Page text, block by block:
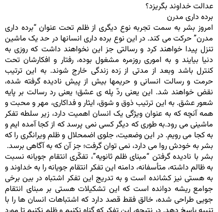
عدالت خداوند بگریزد؟
برده داری مدرن
امروز بشر به سمت تجربه نوع دیگری از ظلم تحت عنوان “برده داری
مدرن” حرکت می کند. در این نوع برده داری انسانها در حد یک ماشین
تنزل پیدا خواهند کرد و رسالتی جز این نخواهند داشت که روزی به
دنیا بیایند و به اموری روزمره مشغول بوده، رفتار و افکارشان تحت
کنترل باشد وبعد از مدتی از رَده زندگی خارج شوند. به این ترتیب
حرمت و رسالت انسانی و حریمها بیش از پیش نادیده گرفته شده،
نقض خواهند شد. این یعنی ردّ پله ی عشق؛ یعنی رد رسالت بر پایه
شعور عشق. به این ترتیب ذوق و شوق، ایثار و فداکاری، مهر و محبت و
همه آنچه که به عنوان ویژگی یک انسان اهمیت دارد، زیر سلطه تفکر
ماشینی می رود.به طوری که دیگر کسی نمی پرسد که از کجا آمده ایم و
به کجا می رویم. در این وضعیت، جلوی اضمحلال و ظلم ویرانگری را که
بشر به خودش روا می دارد، نمی توان گرفت؛ جز آن که به آگاهی برسد.
بشر با نادیده گرفتن “مبنای ظلم ثانویه”، تفکّری انتقام جویانه نسبت
به ظالم داشته، متأسفانه، دامنه این تفکر انتقام جویانه را به خداوند و
به هستی نیز کشانده است و به تدریج این تفکر اشتباه در بین برخی
جوامع ریشه دوانده است که این تشکیلات هستی بر مبنای انتقام
جویی طراحی شده، خالق فقط قصد دارد که اشتباهات انسان ها را با